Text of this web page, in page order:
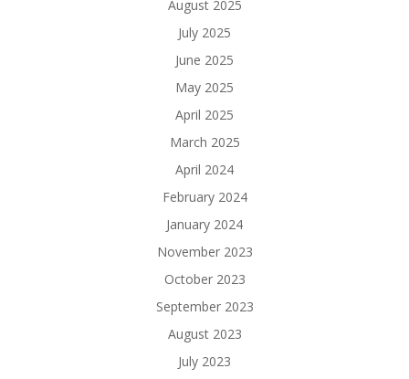
August 2025
July 2025
June 2025
May 2025
April 2025
March 2025
April 2024
February 2024
January 2024
November 2023
October 2023
September 2023
August 2023
July 2023